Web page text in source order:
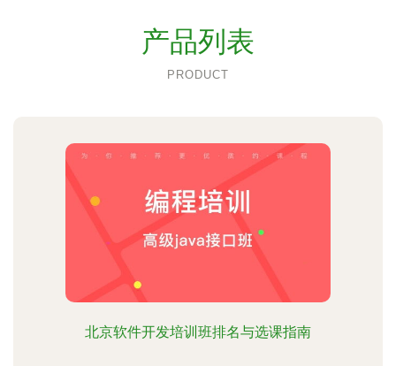
产品列表
PRODUCT
北京软件开发培训班排名与选课指南